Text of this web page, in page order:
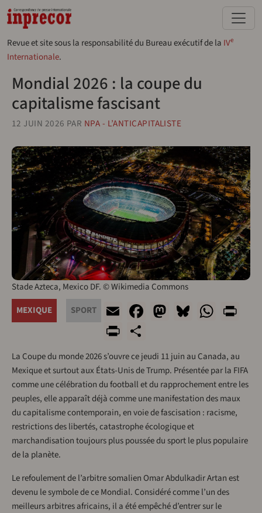
Aller au contenu principal
Revue et site sous la responsabilité du Bureau exécutif de la IVe
Internationale.
Mondial 2026 : la coupe du
capitalisme fascisant
12 JUIN 2026 PAR NPA - L’ANTICAPITALISTE
Stade Azteca, Mexico DF. © Wikimedia Commons
MEXIQUE
SPORT EmailFacebook
Mastodon
Bluesky
PrintFriendly
La Coupe du monde 2026 s’ouvre ce jeudi 11 juin au Canada, au
Mexique et surtout aux États-Unis de Trump. Présentée par la FIFA
comme une célébration du football et du rapprochement entre les
peuples, elle apparaît déjà comme une manifestation des maux
du capitalisme contemporain, en voie de fascisation : racisme,
restrictions des libertés, catastrophe écologique et
marchandisation toujours plus poussée du sport le plus populaire
de la planète.
Le refoulement de l’arbitre somalien Omar Abdulkadir Artan est
devenu le symbole de ce Mondial. Considéré comme l’un des
meilleurs arbitres africains, il a été empêché d’entrer sur le